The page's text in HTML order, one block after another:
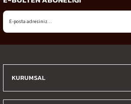
Ürün bilgilerinde hatalar bulunuyor.
KURUMSAL